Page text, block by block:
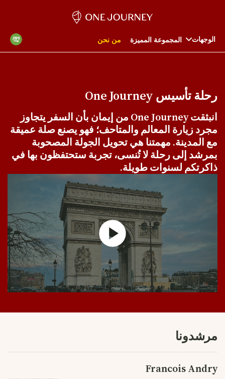
الوجهات المجموعة المميزة من نحن
رحلة تأسيس One Journey
انبثقت One Journey من إيمان بأن السفر يتجاوز
مجرد زيارة المعالم والمتاحف؛ فهو يصنع صلة عميقة
مع المدينة. مهمتنا هي تحويل الجولة المصحوبة
بمرشد إلى رحلة لا تُنسى، تجربة ستحتفظون بها في
ذاكرتكم لسنوات طويلة.
مرشدونا
Francois Andry